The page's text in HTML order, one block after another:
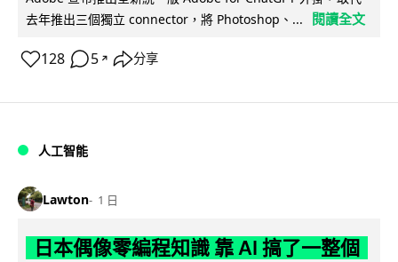
去年推出三個獨立 connector，將 Photoshop、...
閱讀全文
128 5 ↗ 分享
人工智能
Lawton 1 日
日本偶像零編程知識 靠 AI 搞了一整個